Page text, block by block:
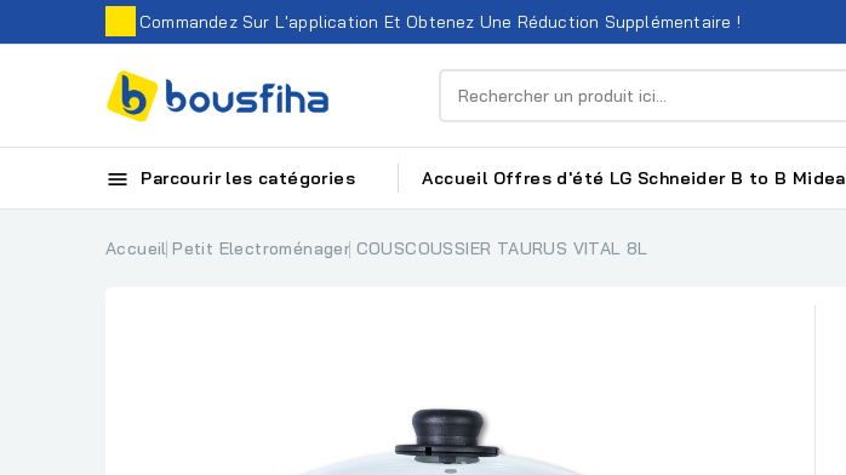
Commandez Sur L'application Et Obtenez Une Réduction Supplémentaire !
 Parcourir les catégories Accueil Offres d'été LG Schneider B to B Midea
Accueil Petit Electroménager COUSCOUSSIER TAURUS VITAL 8L